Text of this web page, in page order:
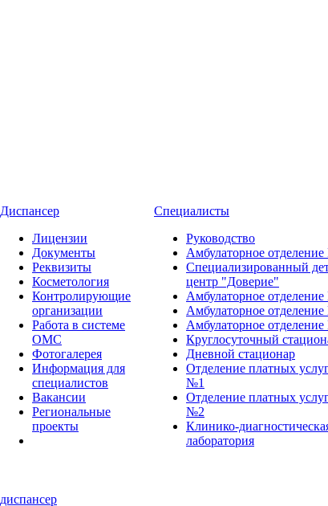
Диспансер
Лицензии
Документы
Реквизиты
Косметология
Контролирующие
организации
Работа в системе
ОМС
Фотогалерея
Информация для
специалистов
Вакансии
Региональные
проекты
Специалисты
Руководство
Амбулаторное
Специализированный
центр "Доверие"
Амбулаторное
Амбулаторное
Амбулаторное
Круглосуточный
Дневной стационар
Отделение платных
№1
Отделение платных
№2
Клинико-
лаборатория